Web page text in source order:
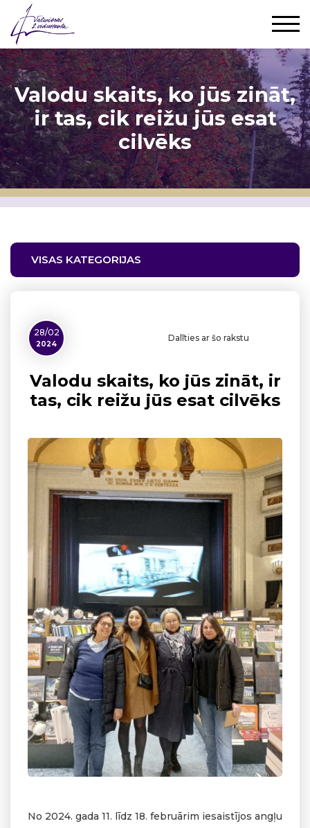
Valodu skaits, ko jūs zināt,
ir tas, cik reižu jūs esat
cilvēks
VISAS KATEGORIJAS
28/02
2024
Dalīties ar šo rakstu
Valodu skaits, ko jūs zināt, ir
tas, cik reižu jūs esat cilvēks
No 2024. gada 11. līdz 18. februārim iesaistījos angļu